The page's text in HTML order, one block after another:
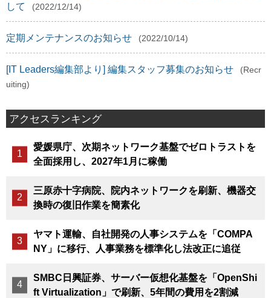
して
(2022/12/14)
定期メンテナンスのお知らせ (2022/10/14)
[IT Leaders編集部より] 編集スタッフ募集のお知らせ
(Recr
uiting)
アクセスランキング
愛媛県庁、次期ネットワーク基盤でゼロトラストを
全面採用し、2027年1月に稼働
三原赤十字病院、院内ネットワークを刷新、機器交
換時の復旧作業を簡素化
ヤマト運輸、自社開発の人事システムを「COMPA
NY」に移行、人事業務を標準化し法改正に追従
SMBC日興証券、サーバー仮想化基盤を「OpenShi
ft Virtualization」で刷新、5年間の費用を2割減